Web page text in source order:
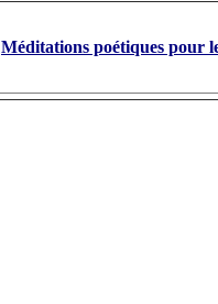
Méditations poétiques pour